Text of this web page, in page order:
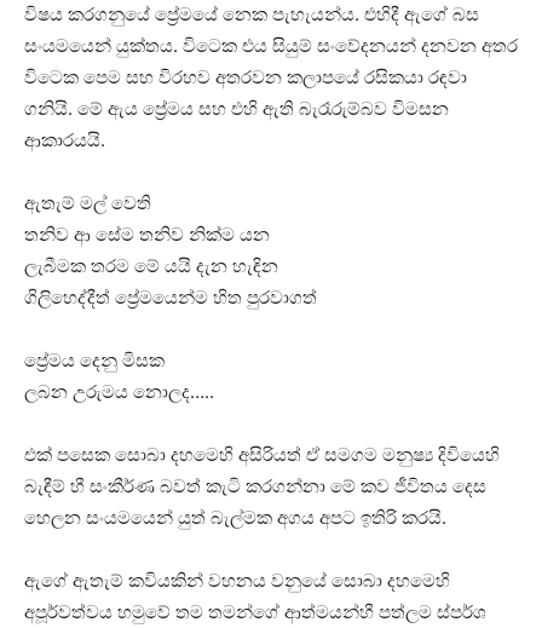
විෂය කරගනුයේ ප්‍රේමයේ නෙක පැහැයන්ය. එහිදී ඇගේ බස
සංයමයෙන් යුක්තය. විටෙක එය සියුම් සංවේදනයන් දනවන අතර
විටෙක පෙම සහ විරහව අතරවන කලාපයේ රසිකයා රඳවා
ගනියි. මේ ඇය ප්‍රේමය සහ එහි ඇති බැරෑරුම්බව විමසන
ආකාරයයි.
ඇතැම් මල් වෙති
තනිව ආ සේම තනිව නික්ම යන
ලැබීමක තරම මේ යයි දැන හැඳින
ගිලිහෙද්දීත් ප්‍රේමයෙන්ම හිත පුරවාගත්
ප්‍රේමය දෙනු මිසක
ලබන උරුමය නොලද…..
එක් පසෙක සොබා දහමෙහි අසිරියත් ඒ සමගම මනුෂ්‍ය දිවියෙහි
බැඳීම් හී සංකීර්ණ බවත් කැටි කරගන්නා මේ කව ජීවිතය දෙස
හෙලන සංයමයෙන් යුත් බැල්මක අගය අපට ඉතිරි කරයි.
ඇගේ ඇතැම් කවියකින් වහනය වනුයේ සොබා දහමෙහි
අපූර්වත්වය හමුවේ තම තමන්ගේ ආත්මයන්හී පත්ලම ස්පර්ශ